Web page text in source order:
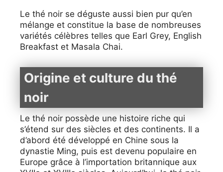
Le thé noir se déguste aussi bien pur qu’en
mélange et constitue la base de nombreuses
variétés célèbres telles que Earl Grey, English
Breakfast et Masala Chai.
Origine et culture du thé
noir
Le thé noir possède une histoire riche qui
s’étend sur des siècles et des continents. Il a
d’abord été développé en Chine sous la
dynastie Ming, puis est devenu populaire en
Europe grâce à l’importation britannique aux